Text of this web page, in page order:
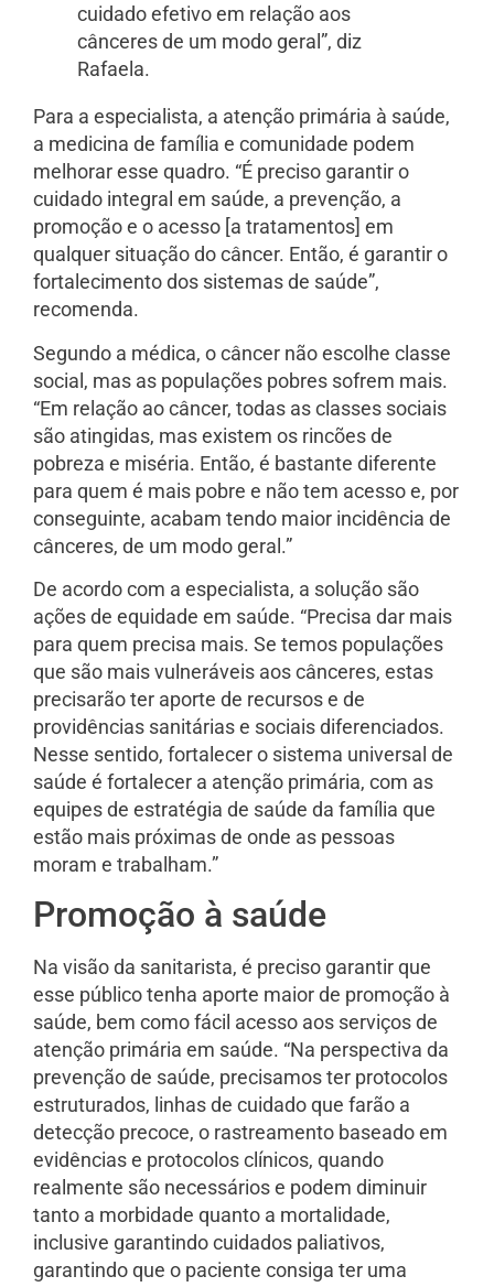
cuidado efetivo em relação aos
cânceres de um modo geral”, diz
Rafaela.
Para a especialista, a atenção primária à saúde,
a medicina de família e comunidade podem
melhorar esse quadro. “É preciso garantir o
cuidado integral em saúde, a prevenção, a
promoção e o acesso [a tratamentos] em
qualquer situação do câncer. Então, é garantir o
fortalecimento dos sistemas de saúde”,
recomenda.
Segundo a médica, o câncer não escolhe classe
social, mas as populações pobres sofrem mais.
“Em relação ao câncer, todas as classes sociais
são atingidas, mas existem os rincões de
pobreza e miséria. Então, é bastante diferente
para quem é mais pobre e não tem acesso e, por
conseguinte, acabam tendo maior incidência de
cânceres, de um modo geral.”
De acordo com a especialista, a solução são
ações de equidade em saúde. “Precisa dar mais
para quem precisa mais. Se temos populações
que são mais vulneráveis aos cânceres, estas
precisarão ter aporte de recursos e de
providências sanitárias e sociais diferenciados.
Nesse sentido, fortalecer o sistema universal de
saúde é fortalecer a atenção primária, com as
equipes de estratégia de saúde da família que
estão mais próximas de onde as pessoas
moram e trabalham.”
Promoção à saúde
Na visão da sanitarista, é preciso garantir que
esse público tenha aporte maior de promoção à
saúde, bem como fácil acesso aos serviços de
atenção primária em saúde. “Na perspectiva da
prevenção de saúde, precisamos ter protocolos
estruturados, linhas de cuidado que farão a
detecção precoce, o rastreamento baseado em
evidências e protocolos clínicos, quando
realmente são necessários e podem diminuir
tanto a morbidade quanto a mortalidade,
inclusive garantindo cuidados paliativos,
garantindo que o paciente consiga ter uma